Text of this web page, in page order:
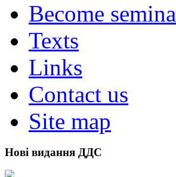
Become
Texts
Links
Contact us
Site map
Нові видання ДДС